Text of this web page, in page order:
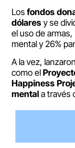
Los fondos
dólaresy se
el uso de armas,
mental y 26%
A la vez, lanzaron
como el
Happiness
mentala través